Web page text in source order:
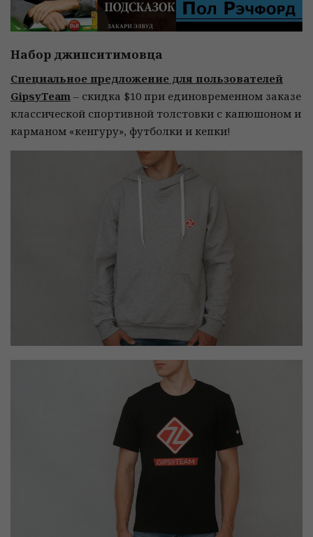
Набор джипситимовца
Специальное предложение для пользователей
GipsyTeam – скидка $10 при единовременном заказе
классической спортивной толстовки с капюшоном и
карманом «кенгуру», футболки и кепки!